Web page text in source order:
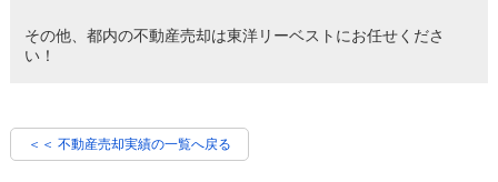
その他、都内の不動産売却は東洋リーベストにお任せくださ
い！
＜＜ 不動産売却実績の一覧へ戻る